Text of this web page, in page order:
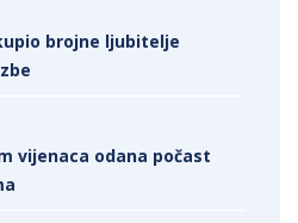
brojne ljubitelje
vijenaca odana počast